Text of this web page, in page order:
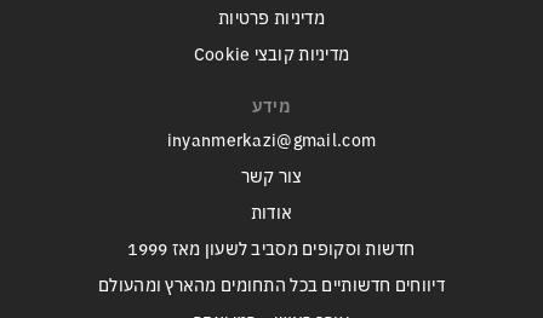
מדיניות פרטיות
מדיניות קובצי Cookie
מידע
inyanmerkazi@gmail.com
צור קשר
אודות
חדשות וסקופים מסביב לשעון מאז 1999
דיווחים חדשותיים בכל התחומים מהארץ ומהעולם